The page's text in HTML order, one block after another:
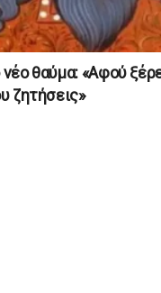
νέο θαύμα: «Αφού
ζητήσεις»